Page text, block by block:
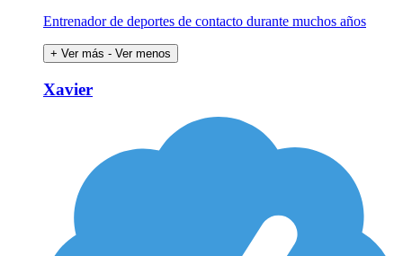
Entrenador de deportes de contacto durante muchos años
+ Ver más - Ver menos
Xavier